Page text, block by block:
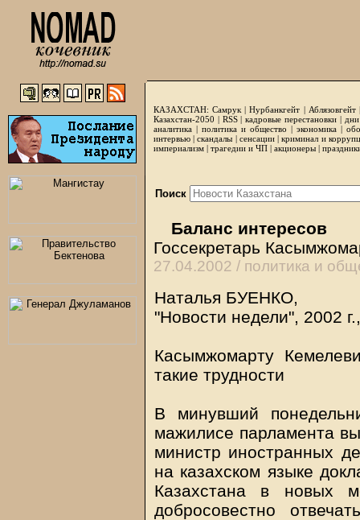
КАЗАХСТАН: Самрук |Нурбанкгейт | Аблязовгейт
Казахстан-2050 | RSS|кадровые перестановки|
аналитика | политика и общество | экономика |
интервью |скандалы | сенсации|криминал и
империализм | трагедии и ЧП | акционеры |
Поиск
Баланс интересов
Госсекретарь
27.04.2002 / политика и
Наталья БУЕНКО,
"Новости недели", 2002
Касымжомарту
такие трудности
В минувший
мажилисе парламента
министр иностранных
на казахском языке
Казахстана в новых
добросовестно